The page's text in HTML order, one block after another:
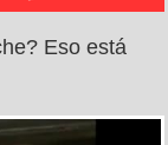
Eso está